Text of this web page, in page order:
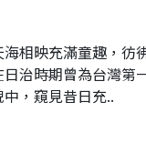
相映充滿童趣，彷
治時期曾為台灣第
，窺見昔日充..